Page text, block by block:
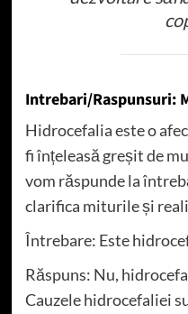
Intrebari/Raspunsuri:
Hidrocefalia este o
fi înțeleasă greșit de
vom răspunde la
clarifica miturile și
Întrebare: Este
Răspuns: Nu,
Cauzele hidrocefaliei